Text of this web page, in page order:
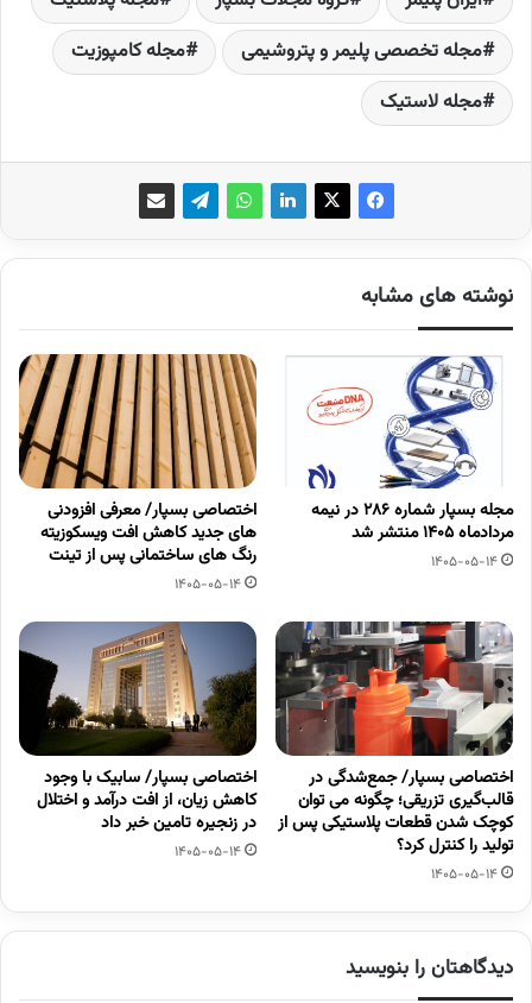
مجله تخصصی پلیمر و پتروشیمی
مجله کامپوزیت
مجله لاستیک
نوشته های مشابه
مجله بسپار شماره 286 در نیمه
مردادماه 1405 منتشر شد
1405-05-14
اختصاصی بسپار/ معرفی افزودنی
های جدید کاهش افت ویسکوزیته
رنگ های ساختمانی پس از تینت
1405-05-14
اختصاصی بسپار/ جمع‌شدگی در
قالب‌گیری تزریقی؛ چگونه می توان
کوچک شدن قطعات پلاستیکی پس از
تولید را کنترل کرد؟
1405-05-14
اختصاصی بسپار/ سابیک با وجود
کاهش زیان، از افت درآمد و اختلال
در زنجیره تامین خبر داد
1405-05-14
دیدگاهتان را بنویسید